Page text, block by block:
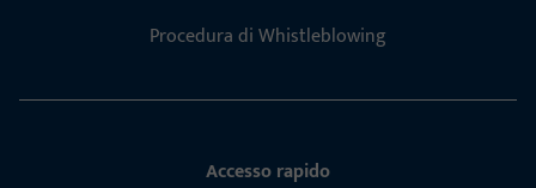
Procedura di Whistleblowing
Accesso rapido